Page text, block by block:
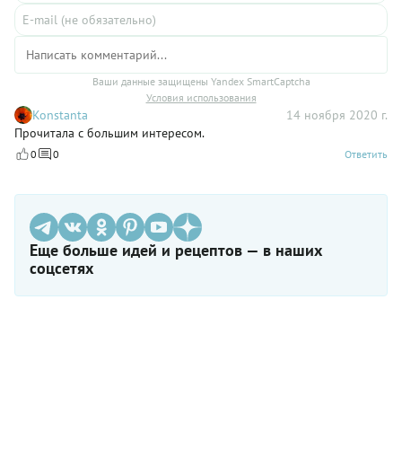
Ваши данные защищены Yandex SmartCaptcha
Условия использования
Konstanta
14 ноября 2020 г.
Прочитала с большим интересом.
0 0 Ответить
Еще больше идей и рецептов — в наших
соцсетях